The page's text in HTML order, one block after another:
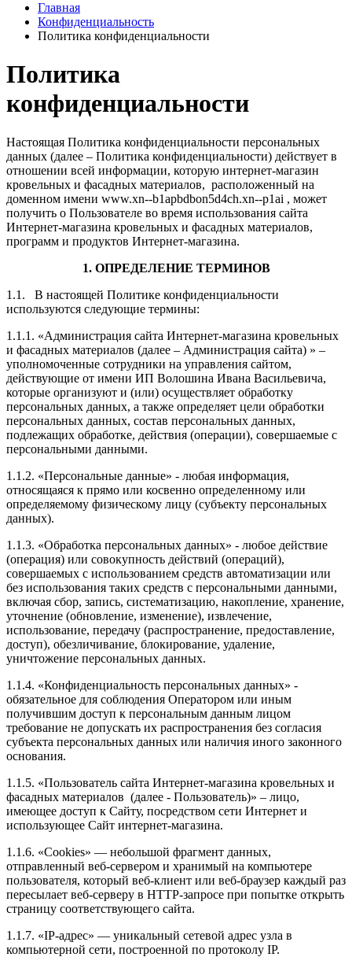
Главная
Конфиденциальность
Политика конфиденциальности
Политика
конфиденциальности
Настоящая Политика конфиденциальности персональных
данных (далее – Политика конфиденциальности) действует в
отношении всей информации, которую интернет-магазин
кровельных и фасадных материалов, расположенный на
доменном имени www.xn--b1apbdbon5d4ch.xn--p1ai , может
получить о Пользователе во время использования сайта
Интернет-магазина кровельных и фасадных материалов,
программ и продуктов Интернет-магазина.
1. ОПРЕДЕЛЕНИЕ ТЕРМИНОВ
1.1. В настоящей Политике конфиденциальности
используются следующие термины:
1.1.1. «Администрация сайта Интернет-магазина кровельных
и фасадных материалов (далее – Администрация сайта) » –
уполномоченные сотрудники на управления сайтом,
действующие от имени ИП Волошина Ивана Васильевича,
которые организуют и (или) осуществляет обработку
персональных данных, а также определяет цели обработки
персональных данных, состав персональных данных,
подлежащих обработке, действия (операции), совершаемые с
персональными данными.
1.1.2. «Персональные данные» - любая информация,
относящаяся к прямо или косвенно определенному или
определяемому физическому лицу (субъекту персональных
данных).
1.1.3. «Обработка персональных данных» - любое действие
(операция) или совокупность действий (операций),
совершаемых с использованием средств автоматизации или
без использования таких средств с персональными данными,
включая сбор, запись, систематизацию, накопление, хранение,
уточнение (обновление, изменение), извлечение,
использование, передачу (распространение, предоставление,
доступ), обезличивание, блокирование, удаление,
уничтожение персональных данных.
1.1.4. «Конфиденциальность персональных данных» -
обязательное для соблюдения Оператором или иным
получившим доступ к персональным данным лицом
требование не допускать их распространения без согласия
субъекта персональных данных или наличия иного законного
основания.
1.1.5. «Пользователь сайта Интернет-магазина кровельных и
фасадных материалов (далее ‑ Пользователь)» – лицо,
имеющее доступ к Сайту, посредством сети Интернет и
использующее Сайт интернет-магазина.
1.1.6. «Cookies» — небольшой фрагмент данных,
отправленный веб-сервером и хранимый на компьютере
пользователя, который веб-клиент или веб-браузер каждый раз
пересылает веб-серверу в HTTP-запросе при попытке открыть
страницу соответствующего сайта.
1.1.7. «IP-адрес» — уникальный сетевой адрес узла в
компьютерной сети, построенной по протоколу IP.